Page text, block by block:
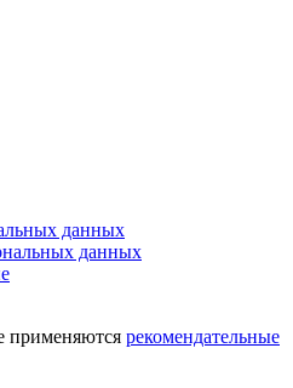
данных
данных
применяются рекомендательные